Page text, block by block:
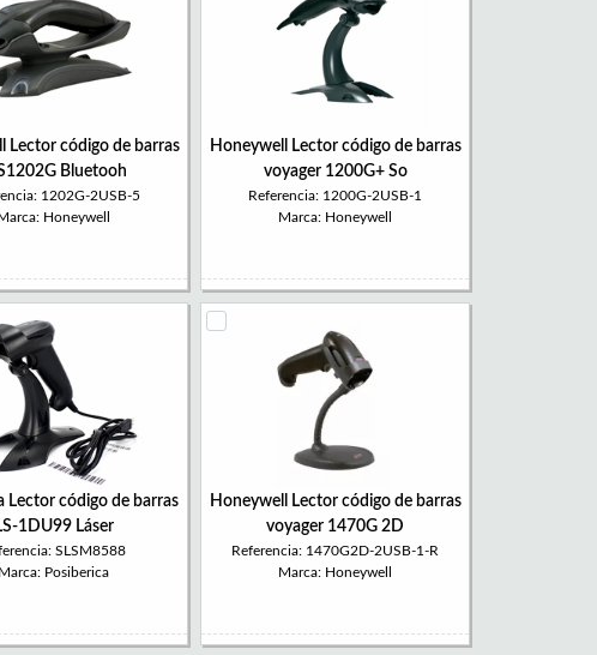
Lector código de barras
Bluetooh
1202G-2USB-5
Honeywell
Honeywell Lector código de barras
voyager 1200G+ So
Referencia: 1200G-2USB-1
Marca: Honeywell
Lector código de barras
1DU99 Láser
SLSM8588
Marca: Posiberica
Honeywell Lector código de barras
voyager 1470G 2D
Referencia: 1470G2D-2USB-1-R
Marca: Honeywell